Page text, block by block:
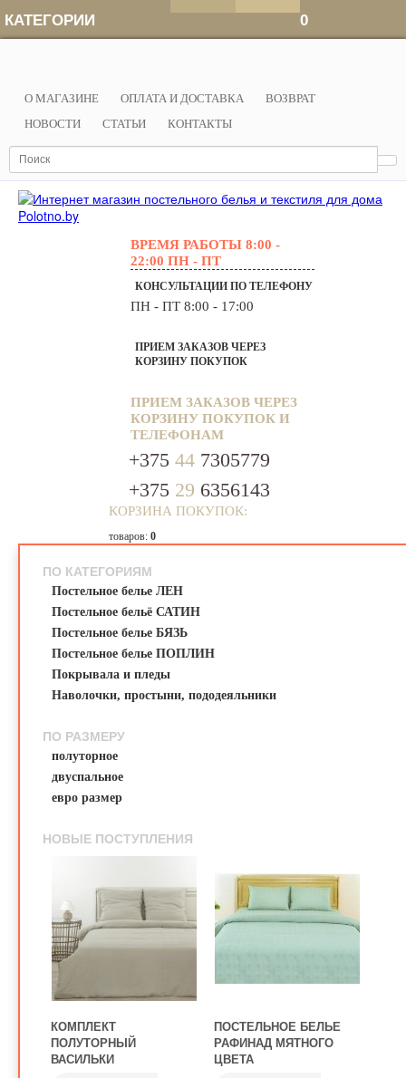
КАТЕГОРИИ 0
О МАГАЗИНЕ ОПЛАТА И ДОСТАВКА
ВОЗВРАТ
НОВОСТИ
СТАТЬИ КОНТАКТЫ
ВРЕМЯ РАБОТЫ 8:00 -
22:00 ПН - ПТ
КОНСУЛЬТАЦИИ ПО ТЕЛЕФОНУ
ПН - ПТ 8:00 - 17:00
ПРИЕМ ЗАКАЗОВ ЧЕРЕЗ
КОРЗИНУ ПОКУПОК
ПРИЕМ ЗАКАЗОВ ЧЕРЕЗ
КОРЗИНУ ПОКУПОК И
ТЕЛЕФОНАМ
+375 447305779
+375 29 6356143
КОРЗИНА ПОКУПОК:
товаров: 0
Корзина пуста...
ПО КАТЕГОРИЯМ
Постельное белье ЛЕН
Постельное бельё САТИН
Постельное белье БЯЗЬ
Постельное белье ПОПЛИН
Покрывала и пледы
Наволочки, простыни, пододеяльники
ПО РАЗМЕРУ
полуторное
двуспальное
евро размер
НОВЫЕ ПОСТУПЛЕНИЯ
КОМПЛЕКТ
ПОЛУТОРНЫЙ
ВАСИЛЬКИ
ПОСТЕЛЬНОЕ БЕЛЬЕ
РАФИНАД МЯТНОГО
ЦВЕТА